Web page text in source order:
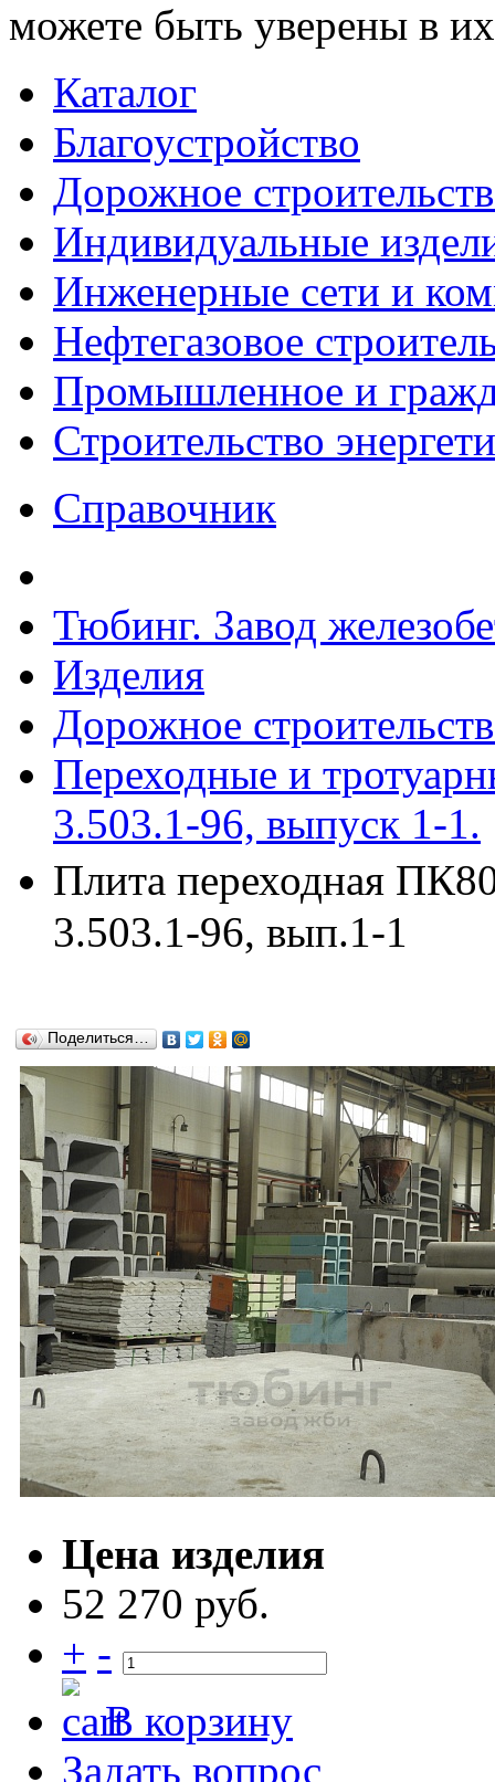
можете быть уверены в их
Каталог
Благоустройство
Дорожное
Индивидуальные
Инженерные сети и
Нефтегазовое
Промышленное и
Строительство
Справочник
Тюбинг. Завод
Изделия
Дорожное
Переходные и
3.503.1-96, выпуск 1-1.
Плита переходная
3.503.1-96, вып.1-1
Поделиться…
Цена изделия
52 270 руб.
+ -
В корзину
Задать вопрос